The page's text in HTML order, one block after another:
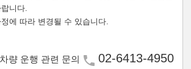
니다.
에 따라 변경될 수 있습니다.
차량 운행 관련 문의 02-6413-4950